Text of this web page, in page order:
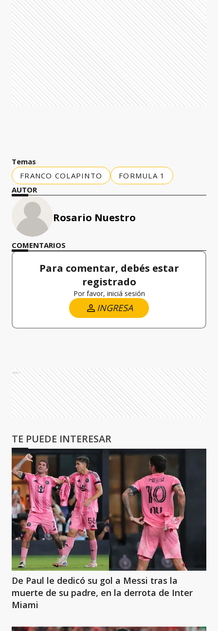
Temas
FRANCO COLAPINTO
FORMULA 1
AUTOR
Rosario Nuestro
COMENTARIOS
Para comentar, debés estar
registrado
Por favor, iniciá sesión
INGRESA
Ads
TE PUEDE INTERESAR
De Paul le dedicó su gol a Messi tras la
muerte de su padre, en la derrota de Inter
Miami